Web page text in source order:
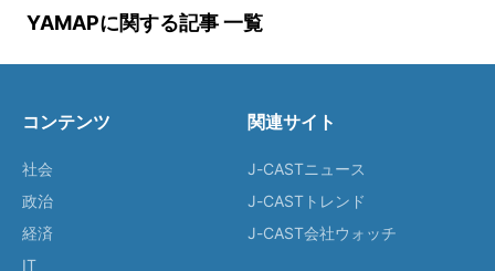
YAMAPに関する記事 一覧
コンテンツ
社会
政治
経済
IT
関連サイト
J-CASTニュース
J-CASTトレンド
J-CAST会社ウォッチ